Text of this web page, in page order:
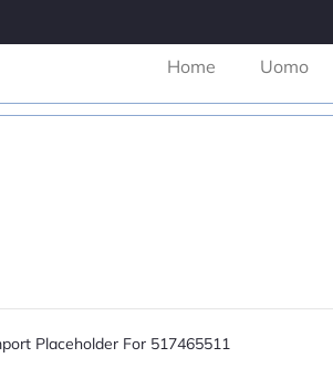
Home Uomo
Placeholder For 517465511